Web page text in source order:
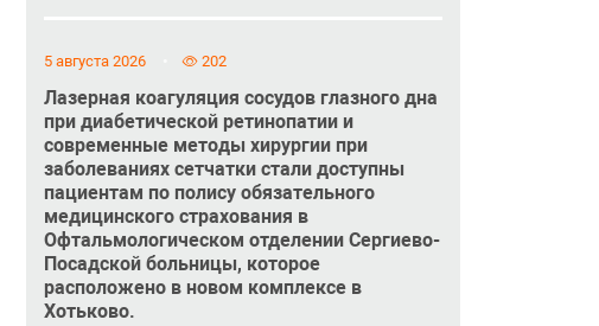
5 августа 2026 202
Лазерная коагуляция сосудов глазного дна
при диабетической ретинопатии и
современные методы хирургии при
заболеваниях сетчатки стали доступны
пациентам по полису обязательного
медицинского страхования в
Офтальмологическом отделении Сергиево-
Посадской больницы, которое
расположено в новом комплексе в
Хотьково.